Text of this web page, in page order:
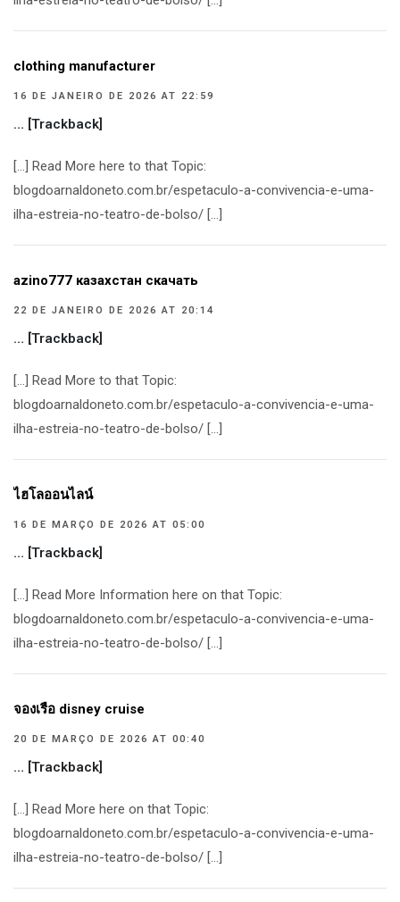
clothing manufacturer
16 DE JANEIRO DE 2026 AT 22:59
… [Trackback]
[…] Read More here to that Topic:
blogdoarnaldoneto.com.br/espetaculo-a-convivencia-e-uma-
ilha-estreia-no-teatro-de-bolso/ […]
azino777 казахстан скачать
22 DE JANEIRO DE 2026 AT 20:14
… [Trackback]
[…] Read More to that Topic:
blogdoarnaldoneto.com.br/espetaculo-a-convivencia-e-uma-
ilha-estreia-no-teatro-de-bolso/ […]
ไฮโลออนไลน์
16 DE MARÇO DE 2026 AT 05:00
… [Trackback]
[…] Read More Information here on that Topic:
blogdoarnaldoneto.com.br/espetaculo-a-convivencia-e-uma-
ilha-estreia-no-teatro-de-bolso/ […]
จองเรือ disney cruise
20 DE MARÇO DE 2026 AT 00:40
… [Trackback]
[…] Read More here on that Topic:
blogdoarnaldoneto.com.br/espetaculo-a-convivencia-e-uma-
ilha-estreia-no-teatro-de-bolso/ […]